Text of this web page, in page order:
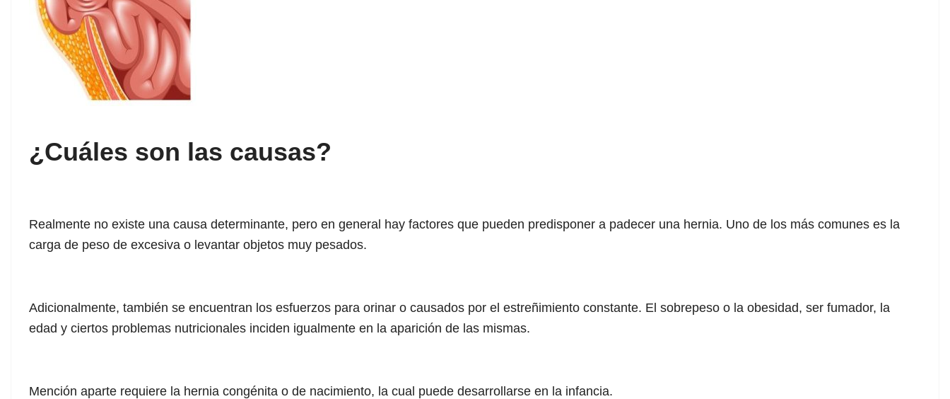
¿Cuáles son las causas?
Realmente no existe una causa determinante, pero en general hay factores que pueden predisponer a padecer una hernia. Uno de los más comunes es la
carga de peso de excesiva o levantar objetos muy pesados.
Adicionalmente, también se encuentran los esfuerzos para orinar o causados por el estreñimiento constante. El sobrepeso o la obesidad, ser fumador, la
edad y ciertos problemas nutricionales inciden igualmente en la aparición de las mismas.
Mención aparte requiere la hernia congénita o de nacimiento, la cual puede desarrollarse en la infancia.